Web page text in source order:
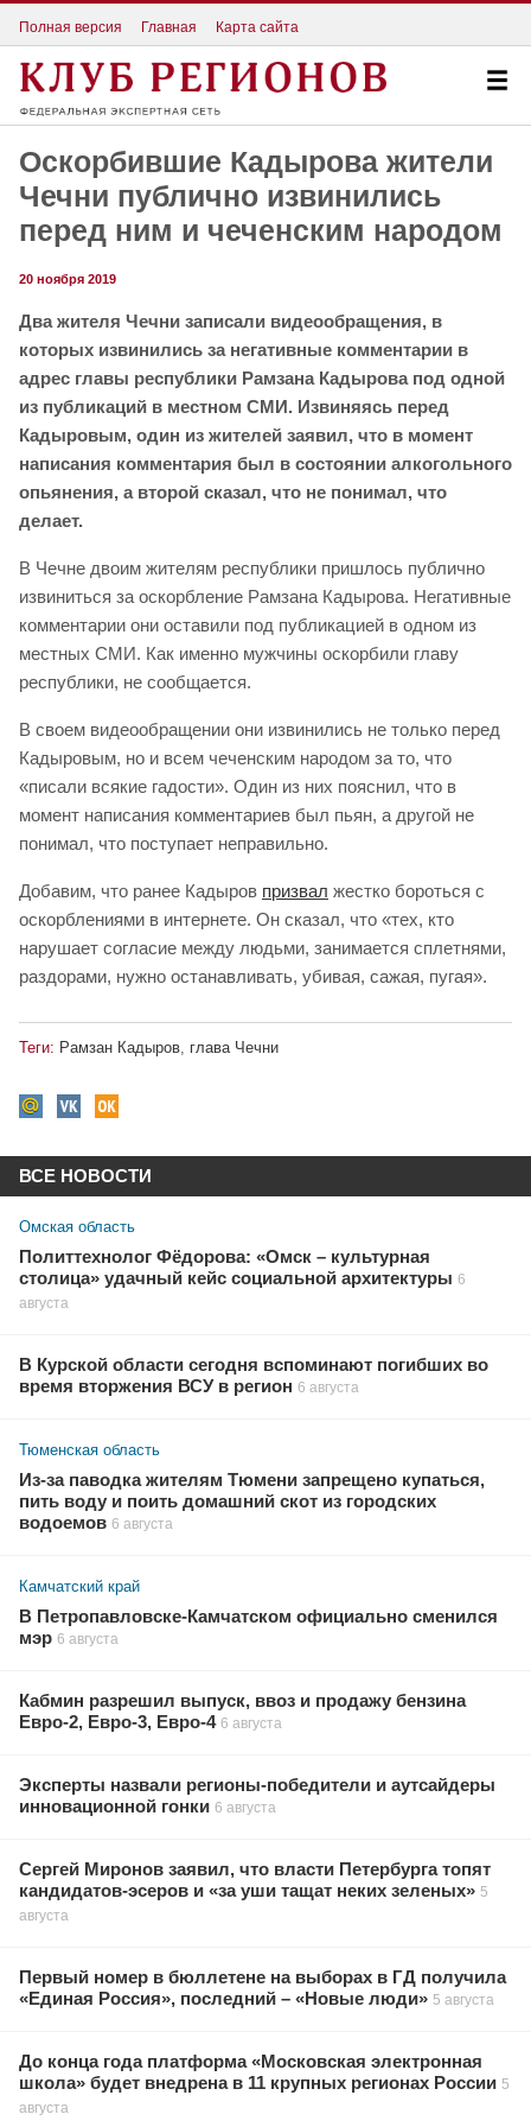
Полная версия Главная Карта сайта
Оскорбившие Кадырова жители
Чечни публично извинились
перед ним и чеченским народом
20 ноября 2019
Два жителя Чечни записали видеообращения, в
которых извинились за негативные комментарии в
адрес главы республики Рамзана Кадырова под одной
из публикаций в местном СМИ. Извиняясь перед
Кадыровым, один из жителей заявил, что в момент
написания комментария был в состоянии алкогольного
опьянения, а второй сказал, что не понимал, что
делает.
В Чечне двоим жителям республики пришлось публично
извиниться за оскорбление Рамзана Кадырова. Негативные
комментарии они оставили под публикацией в одном из
местных СМИ. Как именно мужчины оскорбили главу
республики, не сообщается.
В своем видеообращении они извинились не только перед
Кадыровым, но и всем чеченским народом за то, что
«писали всякие гадости». Один из них пояснил, что в
момент написания комментариев был пьян, а другой не
понимал, что поступает неправильно.
Добавим, что ранее Кадыров призвал жестко бороться с
оскорблениями в интернете. Он сказал, что «тех, кто
нарушает согласие между людьми, занимается сплетнями,
раздорами, нужно останавливать, убивая, сажая, пугая».
Теги: Рамзан Кадыров глава Чечни
ВСЕ НОВОСТИ
Омская область
Политтехнолог Фёдорова: «Омск – культурная
столица» удачный кейс социальной архитектуры 6
августа
В Курской области сегодня вспоминают погибших во
время вторжения ВСУ в регион 6 августа
Тюменская область
Из-за паводка жителям Тюмени запрещено купаться,
пить воду и поить домашний скот из городских
водоемов 6 августа
Камчатский край
В Петропавловске-Камчатском официально сменился
мэр 6 августа
Кабмин разрешил выпуск, ввоз и продажу бензина
Евро-2, Евро-3, Евро-4 6 августа
Эксперты назвали регионы-победители и аутсайдеры
инновационной гонки 6 августа
Сергей Миронов заявил, что власти Петербурга топят
кандидатов-эсеров и «за уши тащат неких зеленых» 5
августа
Первый номер в бюллетене на выборах в ГД получила
«Единая Россия», последний – «Новые люди» 5 августа
До конца года платформа «Московская электронная
школа» будет внедрена в 11 крупных регионах России 5
августа